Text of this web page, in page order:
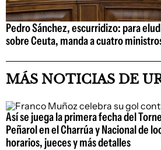
Pedro Sánchez, escurridizo: para
sobre Ceuta, manda a cuatro
MÁS NOTICIAS DE
Así se juega la primera fecha del
Peñarol en el Charrúa y Nacional de
horarios, jueces y más detalles